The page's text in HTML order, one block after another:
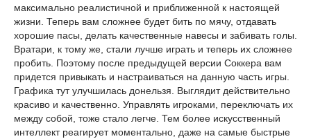
максимально реалистичной и приближенной к настоящей
жизни. Теперь вам сложнее будет бить по мячу, отдавать
хорошие пасы, делать качественные навесы и забивать голы.
Вратари, к тому же, стали лучше играть и теперь их сложнее
пробить. Поэтому после предыдущей версии Соккера вам
придется привыкать и настраиваться на данную часть игры.
Графика тут улучшилась донельзя. Выглядит действительно
красиво и качественно. Управлять игроками, переключать их
между собой, тоже стало легче. Тем более искусственный
интеллект реагирует моментально, даже на самые быстрые